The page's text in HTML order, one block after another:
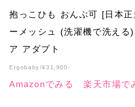
抱っこひも おんぶ可 [日本
ーメッシュ (洗濯機で洗える
ア アダプト
Ergobaby/¥31,900-
Amazonでみる 楽天市場で